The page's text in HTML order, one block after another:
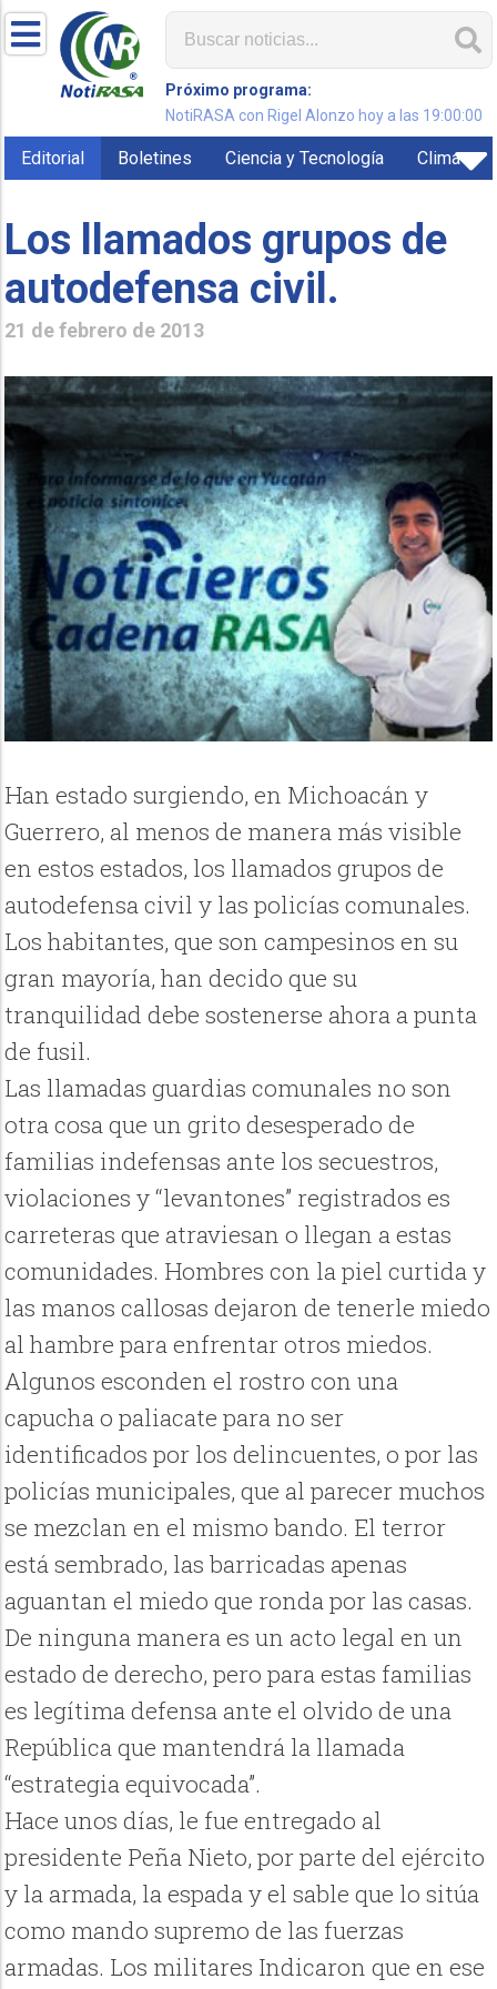
Próximo programa:
NotiRASA con Rigel Alonzo hoy a las 19:00:00
Editorial Boletines Ciencia y Tecnología Clima
Los llamados grupos de
autodefensa civil.
21 de febrero de 2013
Han estado surgiendo, en Michoacán y
Guerrero, al menos de manera más visible
en estos estados, los llamados grupos de
autodefensa civil y las policías comunales.
Los habitantes, que son campesinos en su
gran mayoría, han decido que su
tranquilidad debe sostenerse ahora a punta
de fusil.
Las llamadas guardias comunales no son
otra cosa que un grito desesperado de
familias indefensas ante los secuestros,
violaciones y “levantones” registrados es
carreteras que atraviesan o llegan a estas
comunidades. Hombres con la piel curtida y
las manos callosas dejaron de tenerle miedo
al hambre para enfrentar otros miedos.
Algunos esconden el rostro con una
capucha o paliacate para no ser
identificados por los delincuentes, o por las
policías municipales, que al parecer muchos
se mezclan en el mismo bando. El terror
está sembrado, las barricadas apenas
aguantan el miedo que ronda por las casas.
De ninguna manera es un acto legal en un
estado de derecho, pero para estas familias
es legítima defensa ante el olvido de una
República que mantendrá la llamada
“estrategia equivocada”.
Hace unos días, le fue entregado al
presidente Peña Nieto, por parte del ejército
y la armada, la espada y el sable que lo sitúa
como mando supremo de las fuerzas
armadas. Los militares Indicaron que en ese